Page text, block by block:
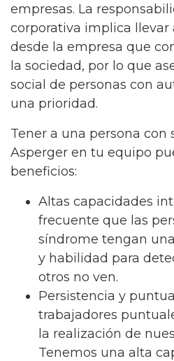
empresas. La
corporativa implica llevar
desde la empresa que
la sociedad, por lo que
social de personas con
una prioridad.
Tener a una persona con
Asperger en tu equipo
beneficios:
Altas capacidades
frecuente que las
síndrome tengan
y habilidad para
otros no ven.
Persistencia y
trabajadores
la realización de
Tenemos una alta